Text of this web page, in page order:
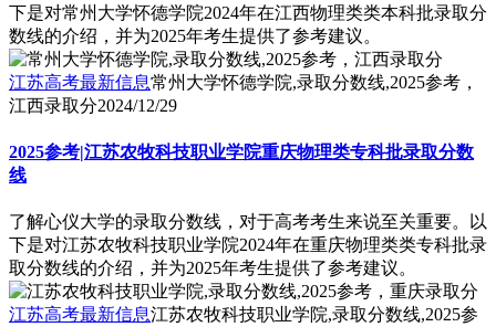
下是对常州大学怀德学院2024年在江西物理类类本科批录取分
数线的介绍，并为2025年考生提供了参考建议。
江苏高考最新信息常州大学怀德学院,录取分数线,2025参考，
江西录取分2024/12/29
2025参考|江苏农牧科技职业学院重庆物理类专科批录取分数
线
了解心仪大学的录取分数线，对于高考考生来说至关重要。以
下是对江苏农牧科技职业学院2024年在重庆物理类类专科批录
取分数线的介绍，并为2025年考生提供了参考建议。
江苏高考最新信息江苏农牧科技职业学院,录取分数线,2025参